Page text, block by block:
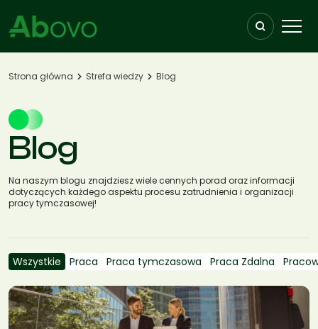
Strona główna Strefa wiedzy Blog
Blog
Na naszym blogu znajdziesz wiele cennych porad oraz informacji
dotyczących każdego aspektu procesu zatrudnienia i organizacji
pracy tymczasowej!
Wszystkie Praca Praca tymczasowa Praca Zdalna